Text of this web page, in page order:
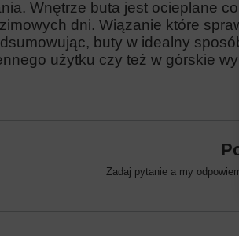
Wnętrze buta jest ocieplane
dni. Wiązanie które
buty w idealny
użytku czy też w górskie
Zadaj pytanie a my